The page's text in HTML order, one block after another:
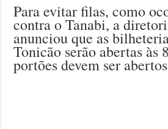
Para evitar filas, como
contra o Tanabi, a
anunciou que as
Tonicão serão abertas às
portões devem ser